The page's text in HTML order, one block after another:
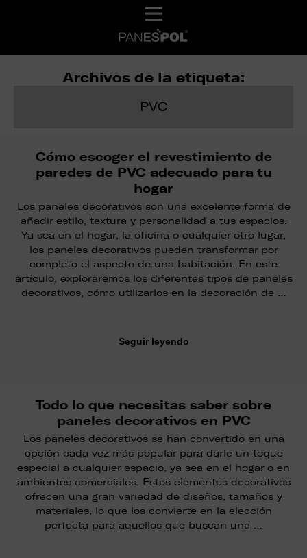
Archivos de la etiqueta:
PVC
Cómo escoger el revestimiento de
paredes de PVC adecuado para tu
hogar
Los paneles decorativos son una excelente forma de
añadir estilo, textura y personalidad a tus espacios.
Ya sea en el hogar, la oficina o cualquier otro lugar,
los paneles decorativos pueden transformar por
completo el aspecto de una habitación. En este
artículo, exploraremos los diferentes tipos de paneles
decorativos, cómo utilizarlos en la decoración de …
Seguir leyendo
Todo lo que necesitas saber sobre
paneles decorativos en PVC
Los paneles decorativos se han convertido en una
opción cada vez más popular para darle un toque
especial a cualquier espacio, ya sea en el hogar o en
ambientes comerciales. Estos elementos decorativos
ofrecen una gran variedad de diseños, tamaños y
materiales, lo que los convierte en la elección
perfecta para aquellos que buscan una …